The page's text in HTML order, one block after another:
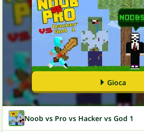
Gioca
Noob vs Pro vs Hacker vs God 1